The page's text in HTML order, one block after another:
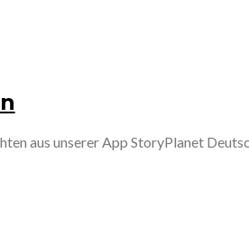
aus unserer App StoryPlanet